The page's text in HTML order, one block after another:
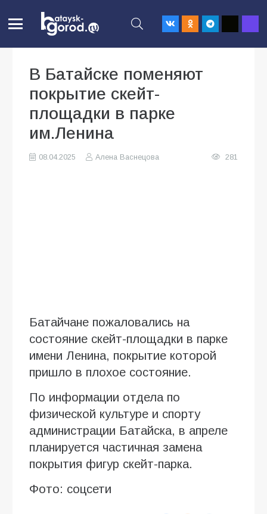
В Батайске поменяют
покрытие скейт-
площадки в парке
им.Ленина
08.04.2025 Алена Васнецова 281
Батайчане пожаловались на
состояние скейт-площадки в парке
имени Ленина, покрытие которой
пришло в плохое состояние.
По информации отдела по
физической культуре и спорту
администрации Батайска, в апреле
планируется частичная замена
покрытия фигур скейт-парка.
Фото: соцсети